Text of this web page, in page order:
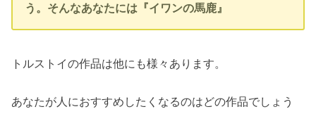
う。そんなあなたには『イワンの馬鹿』
トルストイの作品は他にも様々あります。
あなたが人におすすめしたくなるのはどの作品でしょう